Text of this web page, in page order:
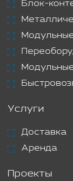
Блок-
Услуги
Доставка
Аренда
Проекты